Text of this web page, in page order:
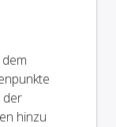
der
hinzu